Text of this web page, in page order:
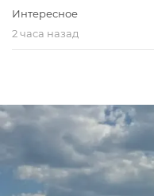
Интересное
2 часа назад